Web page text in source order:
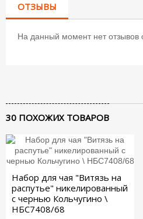
ОТЗЫВЫ
На данный момент нет отзывов
30 ПОХОЖИХ ТОВАРОВ
Набор для чая "Витязь на
распутье" никелированный
с чернью Кольчугино \
НБС7408/68